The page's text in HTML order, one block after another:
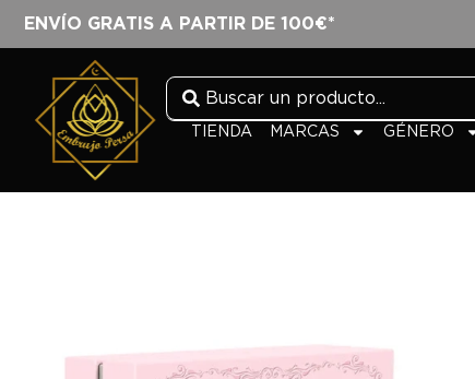
ENVÍO GRATIS A PARTIR DE 100€*
TIENDA MARCAS GÉNERO